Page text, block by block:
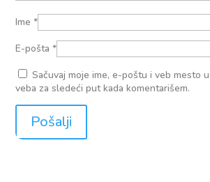
Ime*
E-pošta*
Sačuvaj moje ime, e-poštu i veb mesto
veba za sledeći put kada komentarišem.